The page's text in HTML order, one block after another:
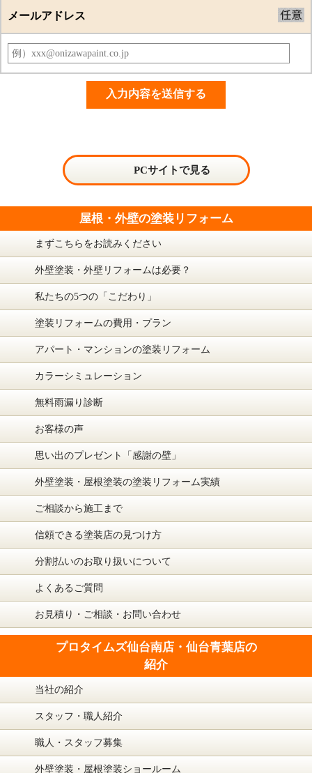
メールアドレス
PCサイトで見る
屋根・外壁の塗装リフォーム
まずこちらをお読みください
外壁塗装・外壁リフォームは必要？
私たちの5つの「こだわり」
塗装リフォームの費用・プラン
アパート・マンションの塗装リフォーム
カラーシミュレーション
無料雨漏り診断
お客様の声
思い出のプレゼント「感謝の壁」
外壁塗装・屋根塗装の塗装リフォーム実績
ご相談から施工まで
信頼できる塗装店の見つけ方
分割払いのお取り扱いについて
よくあるご質問
お見積り・ご相談・お問い合わせ
プロタイムズ仙台南店・仙台青葉店の
紹介
当社の紹介
スタッフ・職人紹介
職人・スタッフ募集
外壁塗装・屋根塗装ショールーム